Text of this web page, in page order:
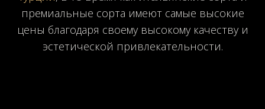
премиальные сорта имеют самые высокие
цены благодаря своему высокому качеству и
эстетической привлекательности.